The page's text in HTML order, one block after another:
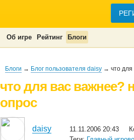
Об игре Рейтинг Блоги
Блоги → Блог пользователя daisy → что для
что для вас важнее?
опрос
daisy 11.11.2006 20:43